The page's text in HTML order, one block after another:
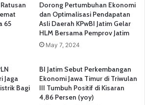
65
Dorong Pertumbuhan Ekonomi
dan Optimalisasi Pendapatan
Asli Daerah KPwBI Jatim Gelar
HLM Bersama Pemprov Jatim
May 7, 2024
Jaga
Bagi
BI Jatim Sebut Perkembangan
Ekonomi Jawa Timur di Triwulan
III Tumbuh Positif di Kisaran
4,86 Persen (yoy)